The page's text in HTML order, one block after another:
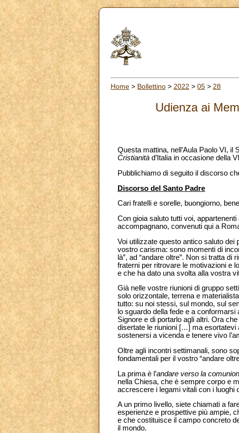
Home > Bollettino > 2022 > 05 > 28
Udienza ai
Questa mattina, nell’Aula Paolo VI, il
Cristianità d’Italia in occasione della VII
Pubblichiamo di seguito il discorso
Discorso del Santo Padre
Cari fratelli e sorelle, buongiorno,
Con gioia saluto tutti voi, appartenenti
accompagnano, convenuti qui a
Voi utilizzate questo antico saluto dei
vostro carisma: sono momenti di
là”, ad “andare oltre”. Non si tratta di
fraterni per ritrovare le motivazioni e
e che ha dato una svolta alla vostra
Già nelle vostre riunioni di gruppo
solo orizzontale, terrena e
tutto: su noi stessi, sul mondo, sul
lo sguardo della fede e a
Signore e di portarlo agli altri. Ora
disertate le riunioni […] ma esortatevi
sostenersi a vicenda e tenere vivo
Oltre agli incontri settimanali, sono
fondamentali per il vostro “andare
La prima è l’andare verso la
nella Chiesa, che è sempre corpo e
accrescere i legami vitali con i luoghi
A un primo livello, siete chiamati a
esperienze e prospettive più ampie,
e che costituisce il campo concreto
il mondo.